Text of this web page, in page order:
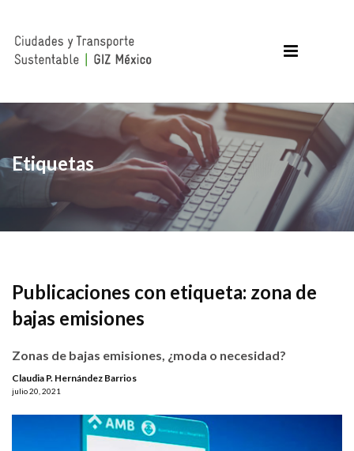
Etiquetas
Publicaciones con etiqueta: zona de
bajas emisiones
Zonas de bajas emisiones, ¿moda o necesidad?
Claudia P. Hernández Barrios
julio 20, 2021